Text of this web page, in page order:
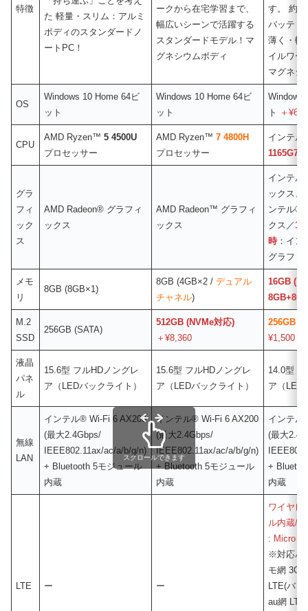
特徴
た 軽量・スリム：アルミ
ボディのスタンダードノ
ートPC！
ークから在宅学習まで、
幅広いシーンで活躍する
スタンダードモデル！マ
グネシウムボディ
す。 約
バッテリ
薄く・軽
イルワー
マグネシ
OS
Windows 10 Home 64ビ
ット
Windows 10 Home 64ビ
ット
Windows
ト
＋
CPU
AMD Ryzen™ 5 4500U
プロセッサー
AMD Ryzen™ 7 4800H
プロセッサー
インテ
1165G7
グラ
フィ
ック
ス
AMD Radeon® グラフィ
ックス
AMD Radeon™ グラフィ
ックス
インテル
ックス、
ンテル®
クス／
時 ：イ
グラフィ
メモ
リ
8GB (8GB×1)
8GB (4GB×2 /デュアル
チャネル)
16GB (
M.2
SSD
256GB (SATA)
512GB (NVMe対応)
＋¥8,360
256GB
¥1,500
液晶
パネ
ル
15.6型 フルHDノングレ
ア（LEDバックライト）
15.6型 フルHDノングレ
ア（LEDバックライト）
14.0型
ア（LED
無線
LAN
インテル® Wi-Fi 6 AX200
(最大2.4Gbps/
IEEE802.11ax/ac/a/b/g/n)
+ Bluetooth 5モジュール
内蔵
インテル® Wi-Fi 6 AX200
(最大2.4Gbps/
IEEE802.11ax/ac/a/b/g/n)
+ Bluetooth 5モジュール
内蔵
インテル
(最大
+
内蔵
LTE ー ー
ワイヤレ
ル内蔵/
: Micro
※対応バ
モ網 3G(
LTE(バン
au網
スクロールできます